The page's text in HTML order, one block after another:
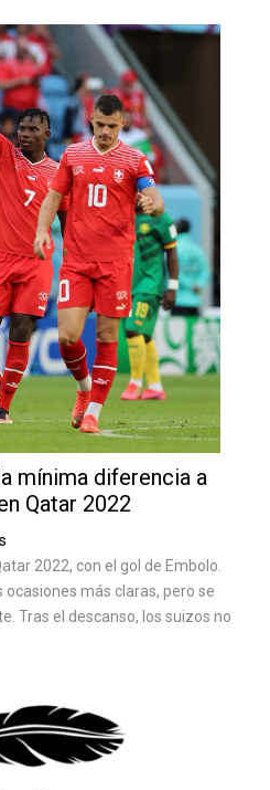
mínima diferencia a
Qatar 2022
2022, con el gol de Embolo.
más claras, pero se
Tras el descanso, los suizos no